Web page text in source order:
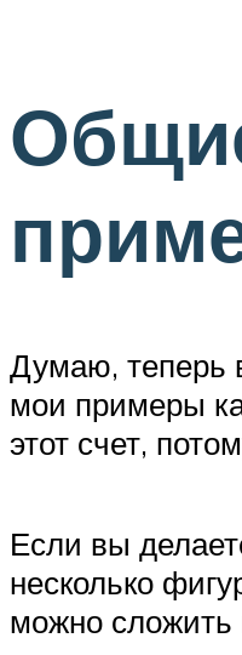
Думаю, теперь
мои примеры
этот счет,
Если вы
несколько
можно сложить